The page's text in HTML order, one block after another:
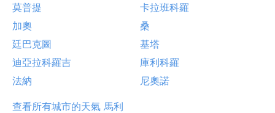
莫普提
卡拉班科羅
加奧
桑
廷巴克圖
基塔
迪亞拉科羅吉
庫利科羅
法納
尼奧諾
查看所有城市的天氣 馬利